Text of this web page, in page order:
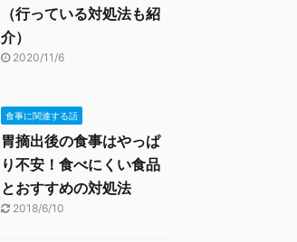
（行っている対処法も紹
介）
2020/11/6
食事に関連する話
胃摘出後の食事はやっぱ
り不安！食べにくい食品
とおすすめの対処法
2018/6/10